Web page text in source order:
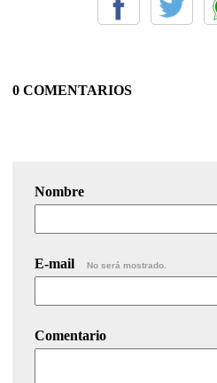
0 COMENTARIOS
Nombre
E-mail No será mostrado.
Comentario